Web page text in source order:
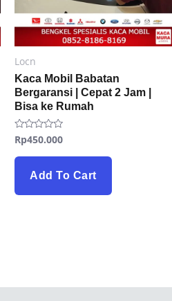
Locn
Kaca Mobil Babatan
Bergaransi | Cepat 2 Jam |
Bisa ke Rumah
Rated
0
out
Rp450.000
Add To Cart